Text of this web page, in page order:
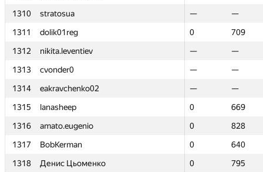
1310
stratosua —
—
1311
dolik01reg 0
709
1312
nikita.leventiev —
—
1313
cvonder0 —
—
1314
eakravchenko02 —
—
1315
lanasheep 0
669
1316
amato.eugenio 0
828
1317
BobKerman 0
640
1318
Денис Цьоменко 0
795
1310
stratosua —
—
1311
dolik01reg 0
709
1312
nikita.leventiev —
—
1313
cvonder0 —
—
1314
eakravchenko02 —
—
1315
lanasheep 0
669
1316
amato.eugenio 0
828
1317
BobKerman 0
640
1318
Денис Цьоменко 0
795